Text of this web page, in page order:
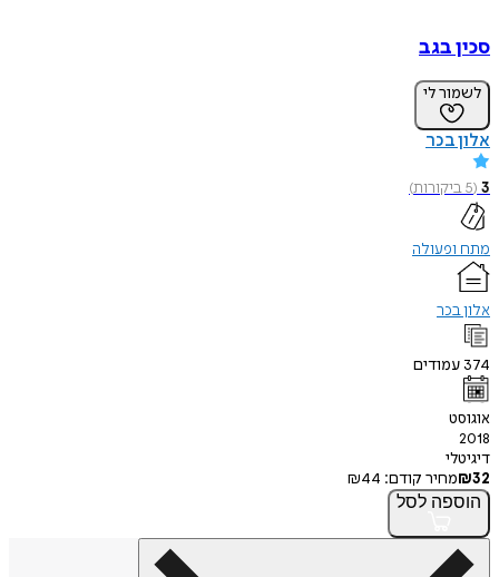
סכין בגב
לשמור לי
אלון בכר
3
(
5ביקורות)
מתח ופעולה
אלון בכר
374 עמודים
אוגוסט
2018
דיגיטלי
₪32 מחיר קודם: ₪44
הוספה לסל